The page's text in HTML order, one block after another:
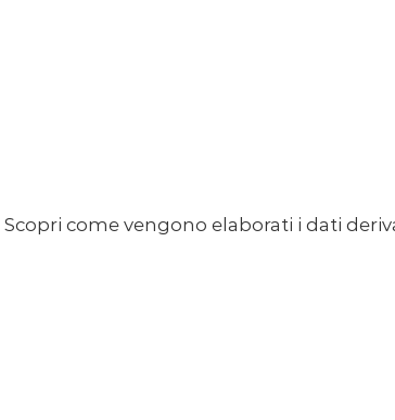
Scopri come vengono elaborati i dati